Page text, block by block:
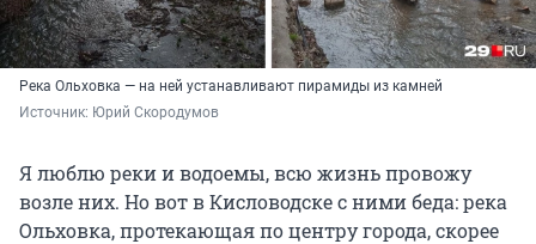
Река Ольховка — на ней устанавливают пирамиды из камней
Источник: Юрий Скородумов
Я люблю реки и водоемы, всю жизнь провожу
возле них. Но вот в Кисловодске с ними беда: река
Ольховка, протекающая по центру города, скорее